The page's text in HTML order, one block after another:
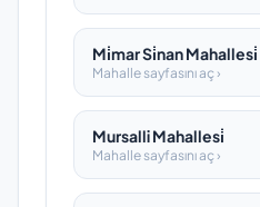
Mi̇mar Si̇nan Mahallesi̇
Mahalle sayfasını aç ›
Mursalli Mahallesi̇
Mahalle sayfasını aç ›